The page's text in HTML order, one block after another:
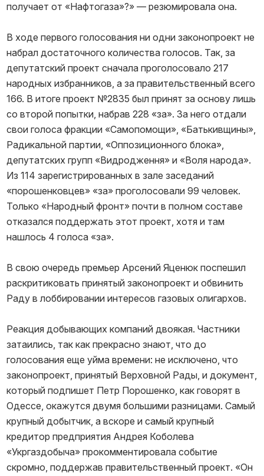
получает от «Нафтогаза»?» — резюмировала она.
В ходе первого голосования ни одни законопроект не
набрал достаточного количества голосов. Так, за
депутатский проект сначала проголосовало 217
народных избранников, а за правительственный всего
166. В итоге проект №2835 был принят за основу лишь
со второй попытки, набрав 228 «за». За него отдали
свои голоса фракции «Самопомощи», «Батькивщины»,
Радикальной партии, «Оппозиционного блока»,
депутатских групп «Видродження» и «Воля народа».
Из 114 зарегистрированных в зале заседаний
«порошенковцев» «за» проголосовали 99 человек.
Только «Народный фронт» почти в полном составе
отказался поддержать этот проект, хотя и там
нашлось 4 голоса «за».
В свою очередь премьер Арсений Яценюк поспешил
раскритиковать принятый законопроект и обвинить
Раду в лоббировании интересов газовых олигархов.
Реакция добывающих компаний двоякая. Частники
затаились, так как прекрасно знают, что до
голосования еще уйма времени: не исключено, что
законопроект, принятый Верховной Рады, и документ,
который подпишет Петр Порошенко, как говорят в
Одессе, окажутся двумя большими разницами. Самый
крупный добытчик, а вскоре и самый крупный
кредитор предприятия Андрея Коболева
«Укргаздобыча» прокомментировала событие
скромно, поддержав правительственный проект. «Он